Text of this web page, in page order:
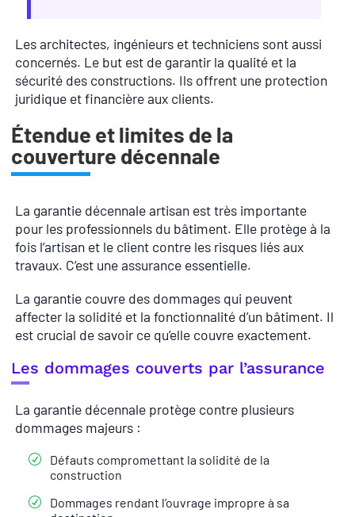
Les architectes, ingénieurs et techniciens sont aussi
concernés. Le but est de garantir la qualité et la
sécurité des constructions. Ils offrent une protection
juridique et financière aux clients.
Étendue et limites de la
couverture décennale
La garantie décennale artisan est très importante
pour les professionnels du bâtiment. Elle protège à la
fois l’artisan et le client contre les risques liés aux
travaux. C’est une assurance essentielle.
La garantie couvre des dommages qui peuvent
affecter la solidité et la fonctionnalité d’un bâtiment. Il
est crucial de savoir ce qu’elle couvre exactement.
Les dommages couverts par l’assurance
La garantie décennale protège contre plusieurs
dommages majeurs :
Défauts compromettant la solidité de la
construction
Dommages rendant l’ouvrage impropre à sa